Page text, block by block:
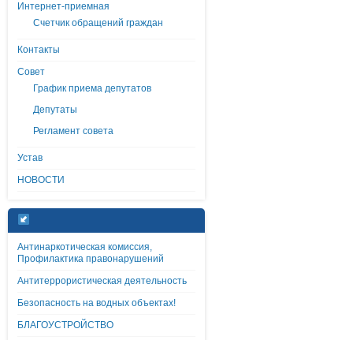
Интернет-приемная
Счетчик обращений граждан
Контакты
Совет
График приема депутатов
Депутаты
Регламент совета
Устав
НОВОСТИ
Антинаркотическая комиссия,
Профилактика правонарушений
Антитеррористическая деятельность
Безопасность на водных объектах!
БЛАГОУСТРОЙСТВО